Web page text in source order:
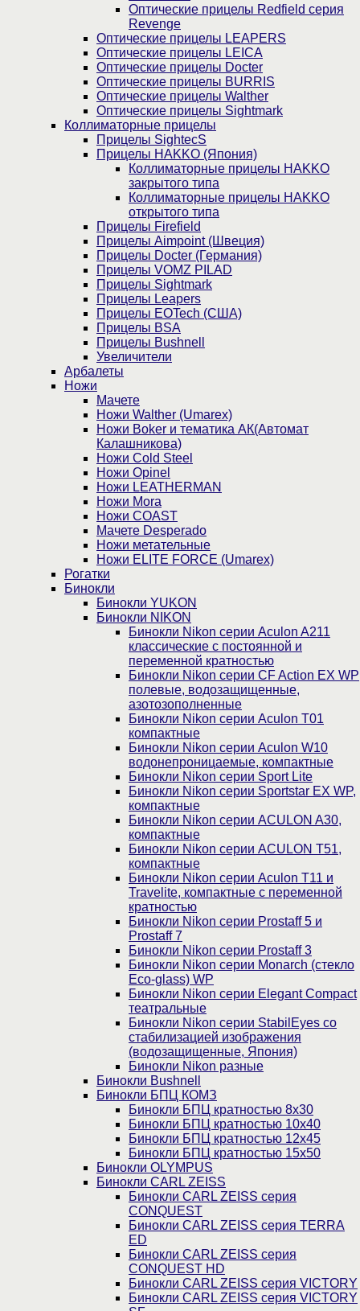
Оптические прицелы Redfield серия
Revenge
Оптические прицелы LEAPERS
Оптические прицелы LEICA
Оптические прицелы Docter
Оптические прицелы BURRIS
Оптические прицелы Walther
Оптические прицелы Sightmark
Коллиматорные прицелы
Прицелы SightecS
Прицелы HAKKO (Япония)
Коллиматорные прицелы HAKKO
закрытого типа
Коллиматорные прицелы HAKKO
открытого типа
Прицелы Firefield
Прицелы Aimpoint (Швеция)
Прицелы Docter (Германия)
Прицелы VOMZ PILAD
Прицелы Sightmark
Прицелы Leapers
Прицелы EOTech (США)
Прицелы BSA
Прицелы Bushnell
Увеличители
Арбалеты
Ножи
Мачете
Ножи Walther (Umarex)
Ножи Boker и тематика АК(Автомат
Калашникова)
Ножи Cold Steel
Ножи Opinel
Ножи LEATHERMAN
Ножи Mora
Ножи COAST
Мачете Desperado
Ножи метательные
Ножи ELITE FORCE (Umarex)
Рогатки
Бинокли
Бинокли YUKON
Бинокли NIKON
Бинокли Nikon серии Aculon A211
классические с постоянной и
переменной кратностью
Бинокли Nikon серии СF Action EX WP
полевые, водозащищенные,
азотозополненные
Бинокли Nikon серии Aculon T01
компактные
Бинокли Nikon серии Aculon W10
водонепроницаемые, компактные
Бинокли Nikon серии Sport Lite
Бинокли Nikon серии Sportstar EX WP,
компактные
Бинокли Nikon серии ACULON A30,
компактные
Бинокли Nikon серии ACULON Т51,
компактные
Бинокли Nikon серии Aculon T11 и
Travelite, компактные с переменной
кратностью
Бинокли Nikon серии Prostaff 5 и
Prostaff 7
Бинокли Nikon серии Prostaff 3
Бинокли Nikon серии Monarch (стекло
Eco-glass) WP
Бинокли Nikon серии Elegant Compact
театральные
Бинокли Nikon серии StabilEyes со
стабилизацией изображения
(водозащищенные, Япония)
Бинокли Nikon разные
Бинокли Bushnell
Бинокли БПЦ КОМЗ
Бинокли БПЦ кратностью 8х30
Бинокли БПЦ кратностью 10х40
Бинокли БПЦ кратностью 12х45
Бинокли БПЦ кратностью 15х50
Бинокли OLYMPUS
Бинокли CARL ZEISS
Бинокли CARL ZEISS серия
CONQUEST
Бинокли CARL ZEISS серия TERRA
ED
Бинокли CARL ZEISS серия
CONQUEST HD
Бинокли CARL ZEISS серия VICTORY
Бинокли CARL ZEISS серия VICTORY